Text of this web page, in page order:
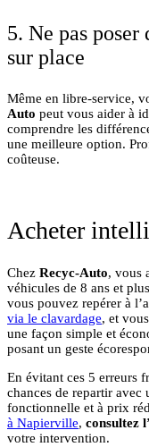
5. Ne pas poser
sur place
Même en libre-service,
Auto peut vous aider à
comprendre les
une meilleure option.
coûteuse.
Acheter
Chez Recyc-Auto, vous
véhicules de 8 ans et
vous pouvez repérer à
via le clavardage, et
une façon simple et
posant un geste
En évitant ces 5 erreurs
chances de repartir avec
fonctionnelle et à prix
à Napierville, consultez l’
votre intervention.